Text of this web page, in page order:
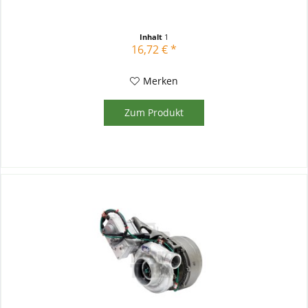
Inhalt 1
16,72 € *
Merken
Zum Produkt